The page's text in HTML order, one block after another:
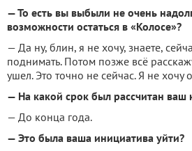
— То есть вы выбыли не очень
возможности остаться в «Колосе»?
— Да ну, блин, я не хочу, знаете,
поднимать. Потом позже всё
ушел. Это точно не сейчас. Я не хочу
— На какой срок был рассчитан ваш
— До конца года.
— Это была ваша инициатива уйти?